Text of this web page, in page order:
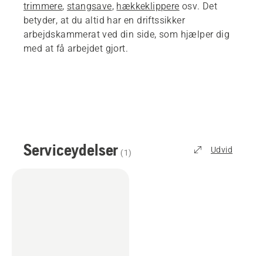
trimmere,stangsave, hækkeklippere osv. Det
betyder, at du altid har en driftssikker
arbejdskammerat ved din side, som hjælper dig
med at få arbejdet gjort.
Serviceydelser (1) Udvid